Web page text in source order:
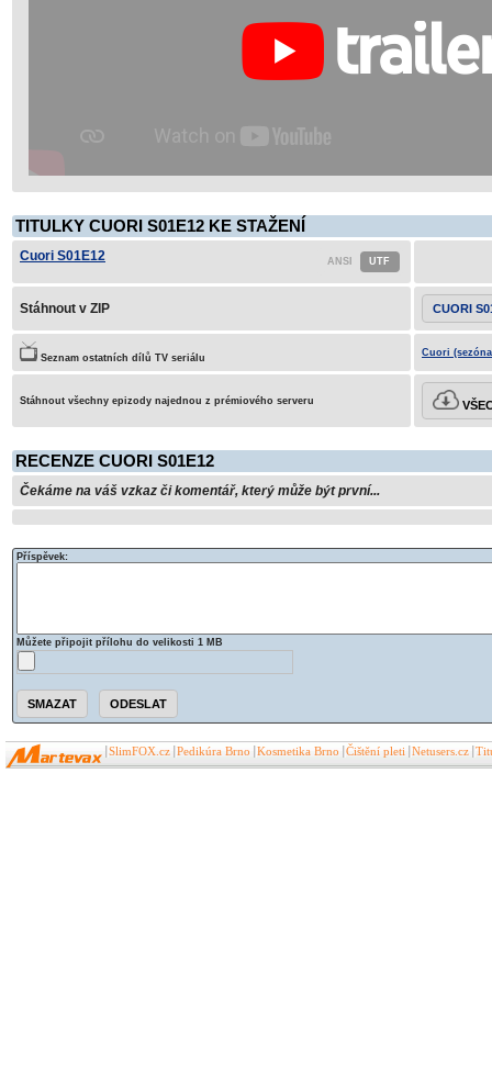
TITULKY CUORI S01E12 KE STAŽENÍ
Cuori S01E12
Stáhnout v ZIP CUORI
Seznam ostatních dílů TV seriálu Cuori
Stáhnout všechny epizody najednou z prémiového serveru
RECENZE CUORI S01E12
Čekáme na váš vzkaz či komentář, který může být první...
Příspěvek:
Můžete připojit přílohu do velikosti 1 MB
SlimFOX.cz Pedikúra Brno Kosmetika Brno Čištění pleti Netusers.cz